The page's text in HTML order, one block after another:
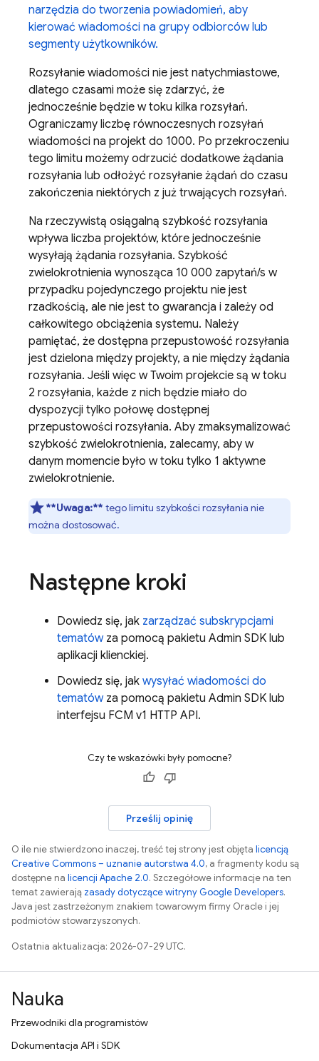
narzędzia do tworzenia powiadomień, aby
kierować wiadomości na grupy odbiorców lub
segmenty użytkowników.
Rozsyłanie wiadomości nie jest natychmiastowe,
dlatego czasami może się zdarzyć, że
jednocześnie będzie w toku kilka rozsyłań.
Ograniczamy liczbę równoczesnych rozsyłań
wiadomości na projekt do 1000. Po przekroczeniu
tego limitu możemy odrzucić dodatkowe żądania
rozsyłania lub odłożyć rozsyłanie żądań do czasu
zakończenia niektórych z już trwających rozsyłań.
Na rzeczywistą osiągalną szybkość rozsyłania
wpływa liczba projektów, które jednocześnie
wysyłają żądania rozsyłania. Szybkość
zwielokrotnienia wynosząca 10 000 zapytań/s w
przypadku pojedynczego projektu nie jest
rzadkością, ale nie jest to gwarancja i zależy od
całkowitego obciążenia systemu. Należy
pamiętać, że dostępna przepustowość rozsyłania
jest dzielona między projekty, a nie między żądania
rozsyłania. Jeśli więc w Twoim projekcie są w toku
2 rozsyłania, każde z nich będzie miało do
dyspozycji tylko połowę dostępnej
przepustowości rozsyłania. Aby zmaksymalizować
szybkość zwielokrotnienia, zalecamy, aby w
danym momencie było w toku tylko 1 aktywne
zwielokrotnienie.
**Uwaga:** tego limitu szybkości rozsyłania nie
można dostosować.
Następne kroki
Dowiedz się, jak zarządzać subskrypcjami
tematówza pomocą pakietu Admin SDK lub
aplikacji klienckiej.
Dowiedz się, jak wysyłać wiadomości do
tematówza pomocą pakietu Admin SDK lub
interfejsu FCM v1 HTTP API.
Czy te wskazówki były pomocne?
Prześlij opinię
O ile nie stwierdzono inaczej, treść tej strony jest objęta licencją
Creative Commons – uznanie autorstwa 4.0, a fragmenty kodu są
dostępne na licencji Apache 2.0. Szczegółowe informacje na ten
temat zawierają zasady dotyczące witryny Google Developers.
Java jest zastrzeżonym znakiem towarowym firmy Oracle i jej
podmiotów stowarzyszonych.
Ostatnia aktualizacja: 2026-07-29 UTC.
Nauka
Przewodniki dla programistów
Dokumentacja API i SDK